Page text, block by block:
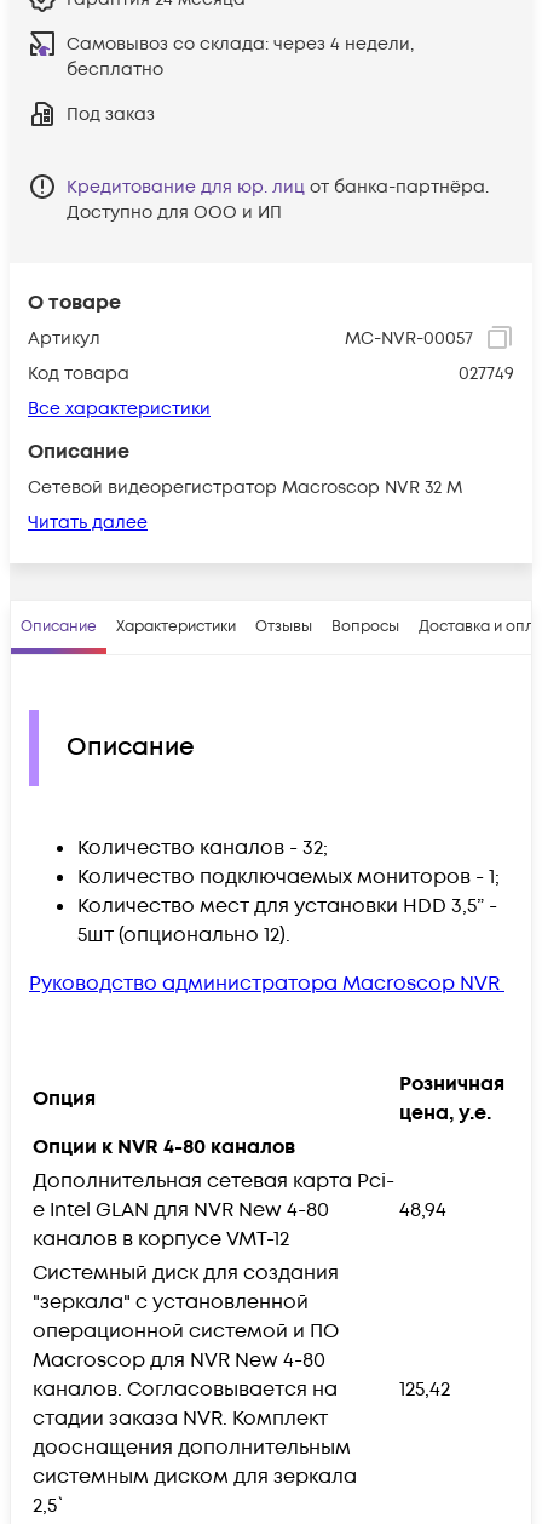
О товаре
Артикул
MC-NVR-00057
Код товара
027749
Все характеристики
Описание
Сетевой видеорегистратор Macroscop NVR 32 М
Читать далее
Самовывоз со склада: через 4 недели,
бесплатно
Под заказ
Кредитование для юр. лиц от банка-партнёра.
Доступно для ООО и ИП
Описание Характеристики Отзывы Вопросы Доставка и
Описание
Количество каналов - 32;
Количество подключаемых мониторов - 1;
Количество мест для установки HDD 3,5” -
5шт (опционально 12).
Руководство администратора Macroscop NVR
Опция
Розничная
цена, у.е.
Опции к NVR 4-80 каналов
Дополнительная сетевая карта Pci-
e Intel GLAN для NVR New 4-80
каналов в корпусе VMT-12
48,94
Системный диск для создания
"зеркала" с установленной
операционной системой и ПО
Macroscop для NVR New 4-80
каналов. Согласовывается на
стадии заказа NVR. Комплект
дооснащения дополнительным
системным диском для зеркала
2,5`
125,42